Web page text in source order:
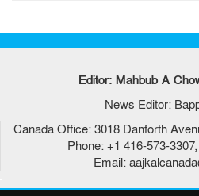
Editor: Mahbub A
News Editor:
Canada Office: 3018 Danforth
Phone: +1 416-573-
Email: